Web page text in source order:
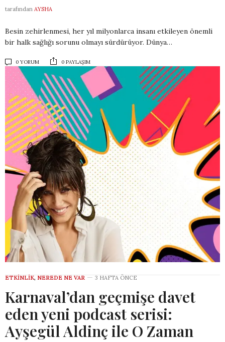
tarafından AYSHA
Besin zehirlenmesi, her yıl milyonlarca insanı etkileyen önemli
bir halk sağlığı sorunu olmayı sürdürüyor. Dünya…
0 YORUM 0 PAYLAŞIM
ETKINLIK, NEREDE NE VAR 3 HAFTA ÖNCE
Karnaval’dan geçmişe davet
eden yeni podcast serisi:
Ayşegül Aldinç ile O Zaman